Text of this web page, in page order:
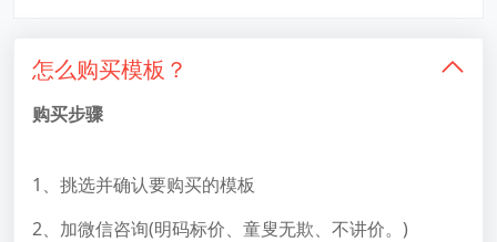
怎么购买模板？
购买步骤
1、挑选并确认要购买的模板
2、加微信咨询(明码标价、童叟无欺、不讲价。)